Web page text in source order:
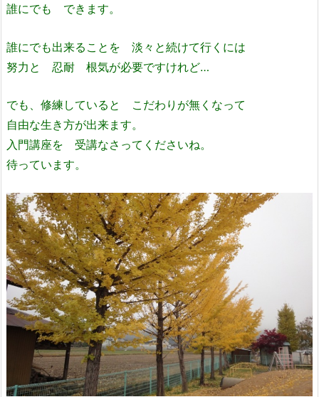
誰にでも できます。
誰にでも出来ることを 淡々と続けて行くには
努力と 忍耐 根気が必要ですけれど…
でも、修練していると こだわりが無くなって
自由な生き方が出来ます。
入門講座を 受講なさってくださいね。
待っています。